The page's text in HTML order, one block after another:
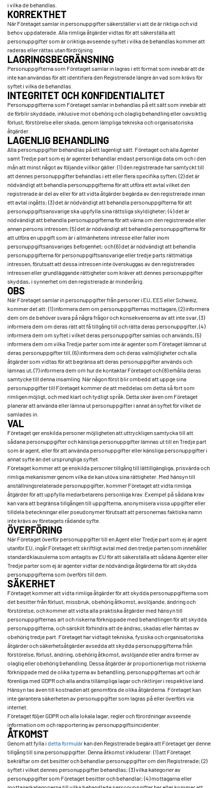
i vilka de behandlas.
KORREKTHET
När Företaget samlar in personuppgifter säkerställer vi att de är riktiga och vid
behov uppdaterade. Alla rimliga åtgärder vidtas för att säkerställa att
personuppgifter som är oriktiga avseende syftet i vilka de behandlas kommer att
raderas eller rättas utan fördröjning.
LAGRINGSBEGRÄNSNING
Personuppgifterna som Företaget samlar in lagras i ett format som innebär att de
inte kan användas för att identifiera den Registrerade längre än vad som krävs för
syftet i vilka de behandlas.
INTEGRITET OCH KONFIDENTIALITET
Personuppgifterna som Företaget samlar in behandlas på ett sätt som innebär att
de förblir skyddade, inklusive mot obehörig och olaglig behandling eller oavsiktlig
förlust, förstörelse eller skada, genom lämpliga tekniska och organisatoriska
åtgärder.
LAGENLIG BEHANDLING
Alla personuppgifter behandlas på ett lagenligt sätt. Företaget och alla Agenter
samt Tredje part som ej är agenter behandlar endast personliga data om och i den
mån att minst något av följande villkor gäller: (1) den registrerade har samtyckt till
att dennes personuppgifter behandlas i ett eller flera specifika syften; (2) det är
nödvändigt att behandla personuppgifterna för att utföra ett avtal vilket den
registrerade är del av eller för att vidta åtgärder begärda av den registrerade innan
ett avtal ingåtts; (3) det är nödvändigt att behandla personuppgifterna för att
personuppgiftsansvarige ska uppfylla sina rättsliga skyldigheter; (4) det är
nödvändigt att behandla personuppgifterna för att värna om den registrerade eller
annan persons intressen; (5) det är nödvändigt att behandla personuppgifterna för
att utföra en uppgift som är i allmänhetens intresse eller faller inom
personuppgiftsansvariges befogenhet; och (6) det är nödvändigt att behandla
personuppgifterna för personuppgiftsansvarige eller tredje parts rättmätiga
intressen, förutsatt att dessa intressen inte överskuggas av den registrerades
intressen eller grundläggande rättigheter som kräver att dennes personuppgifter
skyddas, i synnerhet om den registrerade är minderårig.
OBS
När Företaget samlar in personuppgifter från personer i EU, EES eller Schweiz,
kommer det att: (1) informera dem om personuppgifternas mottagare, (2) informera
dem om de behöver svara på några frågor och konsekvenserna av att inte svar, (3)
informera dem om deras rätt att få tillgång till och rätta deras personuppgifter, (4)
informera dem om syftet i vilket deras personuppgifter samlas och används, (5)
informera dem om vilka Tredje parter som inte är agenter som Företaget lämnar ut
deras personuppgifter till, (6) informera dem och deras valmöjligheter och alla
åtgärder som vidtas för att begränsa att deras personuppgifter används och
lämnas ut, (7) informera dem om hur de kontaktar Företaget och (8) erhålla deras
samtycke till denna insamling. När någon först blir ombedd att uppge sina
personuppgifter till Företaget kommer de att meddelas om detta så fort som
rimligen möjligt, och med klart och tydligt språk. Detta sker även om Företaget
planerar att använda eller lämna ut personuppgifter i annat än syftet för vilket de
samlades in.
VAL
Företaget ger enskilda personer möjligheten att uttryckligen samtycka till att
sådana personuppgifter och känsliga personuppgifter lämnas ut till en Tredje part
som är agent, eller för att använda personuppgifter eller känsliga personuppgifter i
annat syfte än det ursprungliga syftet.
Företaget kommer att ge enskilda personer tillgång till lättillgängliga, prisvärda och
rimliga mekanismer genom vilka de kan utöva sina rättigheter. Med hänsyn till
anställningsrelaterade personuppgifter, kommer Företaget att vidta rimliga
åtgärder för att uppfylla medarbetarens personliga krav. Exempel på sådana krav
kan vara att begränsa tillgången till uppgifterna, anonymisera vissa uppgifter eller
tilldela beteckningar eller pseudonymer förutsatt att personernas faktiska namn
inte krävs av företagets rådande syfte.
ÖVERFÖRING
När Företaget överför personuppgifter till en Agent eller Tredje part som ej är agent
utanför EU, ingår Företaget ett skriftligt avtal med den tredje parten som innehåller
standardklausulerna som antagits av EU för att säkerställa att sådana Agenter eller
Tredje parter som ej är agenter vidtar de nödvändiga åtgärderna för att skydda
personuppgifterna som överförs till dem.
SÄKERHET
Företaget kommer att vidta rimliga åtgärder för att skydda personuppgifterna som
det besitter från förlust, missbruk, obehörig åtkomst, avslöjande, ändring och
förstörelse, och kommer att vidta alla praktiska åtgärder med hänsyn till
personuppgifternas art och riskerna förknippade med behandlingen för att skydda
personuppgifterna, och särskilt förhindra att de ändras, skadas eller hämtas av
obehörig tredje part. Företaget har vidtagit tekniska, fysiska och organisatoriska
åtgärder och säkerhetsåtgärder avsedda att skydda personuppgifterna från
förstörelse, förlust, ändring, obehörig åtkomst, avslöjande eller andra former av
olaglig eller obehörig behandling. Dessa åtgärder är proportionerliga mot riskerna
förknippade med de olika typerna av behandling, personuppgifternas art och är
förenliga med GDPR och alla andra tillämpliga lagar och riktlinjer i respektive land.
Hänsyn tas även till kostnaden att genomföra de olika åtgärderna. Företaget kan
inte garantera säkerheten av personuppgifter som lagras på eller överförs via
internet.
Företaget följer GDPR och alla lokala lagar, regler och förordningar avseende
information om och rapportering av personuppgiftsincidenter.
ÅTKOMST
Genom att fylla i detta formulär kan den Registrerade begära att Företaget ger denne
tillgång till sina personuppgifter. Denna åtkomst inkluderar: (1) att Företaget
bekräftar om det besitter och behandlar personuppgifter om den Registrerade; (2)
syftet i vilket dennes personuppgifter behandlas; (3) vilka kategorier av
personuppgifter som Företaget besitter och behandlar; (4) mottagarna eller